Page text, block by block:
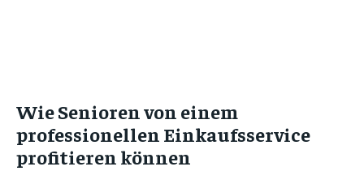
Wie Senioren von einem
professionellen Einkaufsservice
profitieren können